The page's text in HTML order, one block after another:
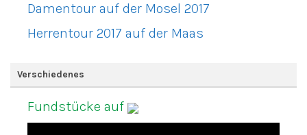
Damentour auf der Mosel 2017
Herrentour 2017 auf der Maas
Verschiedenes
Fundstücke auf